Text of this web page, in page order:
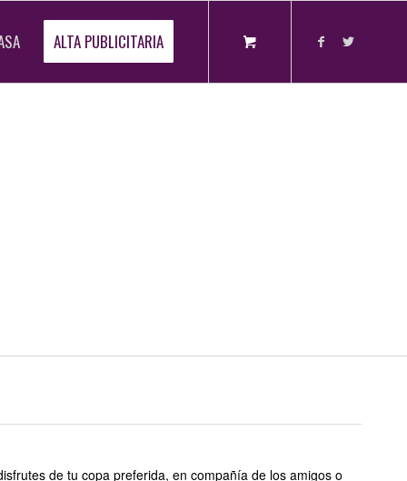
ALTA PUBLICITARIA
de tu copa preferida, en compañía de los amigos o